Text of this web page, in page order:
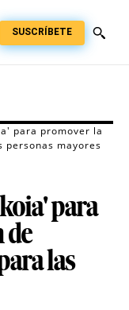
SUSCRÍBETE
para promover la
personas mayores
para
de
las